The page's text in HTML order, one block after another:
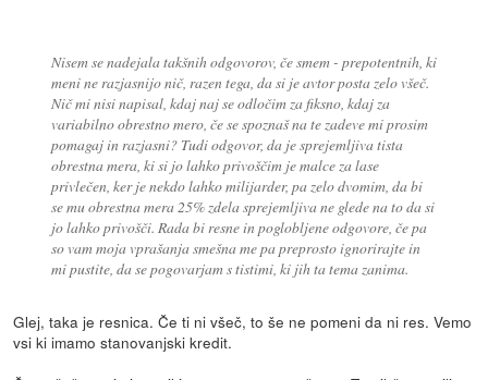
Nisem se nadejala takšnih odgovorov, če smem - prepotentnih, ki
meni ne razjasnijo nič, razen tega, da si je avtor posta zelo všeč.
Nič mi nisi napisal, kdaj naj se odločim za fiksno, kdaj za
variabilno obrestno mero, če se spoznaš na te zadeve mi prosim
pomagaj in razjasni? Tudi odgovor, da je sprejemljiva tista
obrestna mera, ki si jo lahko privoščim je malce za lase
privlečen, ker je nekdo lahko milijarder, pa zelo dvomim, da bi
se mu obrestna mera 25% zdela sprejemljiva ne glede na to da si
jo lahko privošči. Rada bi resne in poglobljene odgovore, če pa
so vam moja vprašanja smešna me pa preprosto ignorirajte in
mi pustite, da se pogovarjam s tistimi, ki jih ta tema zanima.
Glej, taka je resnica. Če ti ni všeč, to še ne pomeni da ni res. Vemo
vsi ki imamo stanovanjski kredit.